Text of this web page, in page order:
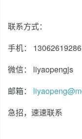
联系方式：
手机： 13062619286
微信： liyaopengjs
邮箱：
急招，速速联系